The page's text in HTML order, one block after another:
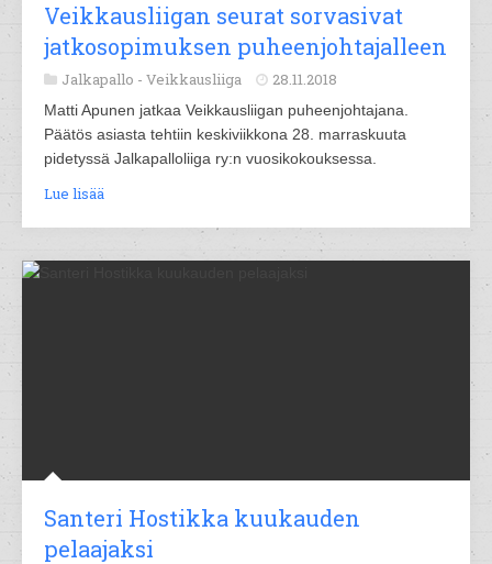
Veikkausliigan seurat sorvasivat
jatkosopimuksen puheenjohtajalleen
Jalkapallo - Veikkausliiga 28.11.2018
Matti Apunen jatkaa Veikkausliigan puheenjohtajana.
Päätös asiasta tehtiin keskiviikkona 28. marraskuuta
pidetyssä Jalkapalloliiga ry:n vuosikokouksessa.
Lue lisää
Santeri Hostikka kuukauden
pelaajaksi